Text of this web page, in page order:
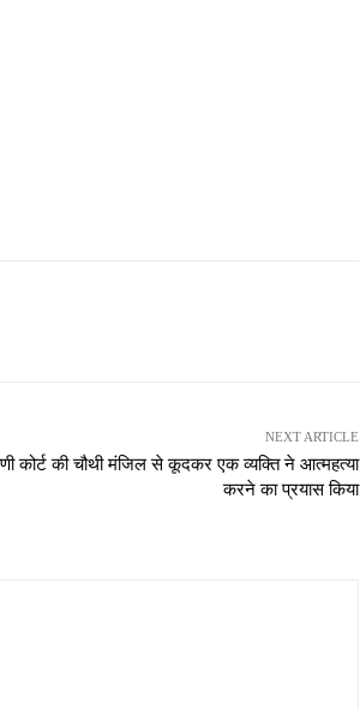
NEXT ARTICLE
कोर्ट की चौथी मंजिल से कूदकर एक व्यक्ति ने आत्महत्या
करने का प्रयास किया